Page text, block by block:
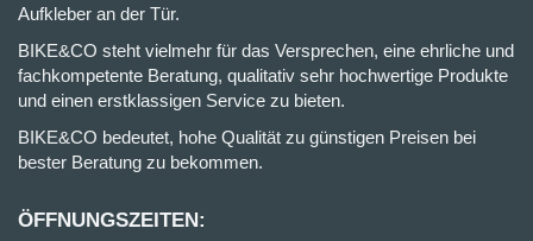
Aufkleber an der Tür.
BIKE&CO steht vielmehr für das Versprechen, eine ehrliche und
fachkompetente Beratung, qualitativ sehr hochwertige Produkte
und einen erstklassigen Service zu bieten.
BIKE&CO bedeutet, hohe Qualität zu günstigen Preisen bei
bester Beratung zu bekommen.
ÖFFNUNGSZEITEN: